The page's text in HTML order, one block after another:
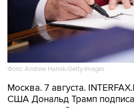
Фото: Andrew Harnik/Getty Images
Москва. 7 августа.
США Дональд Трамп